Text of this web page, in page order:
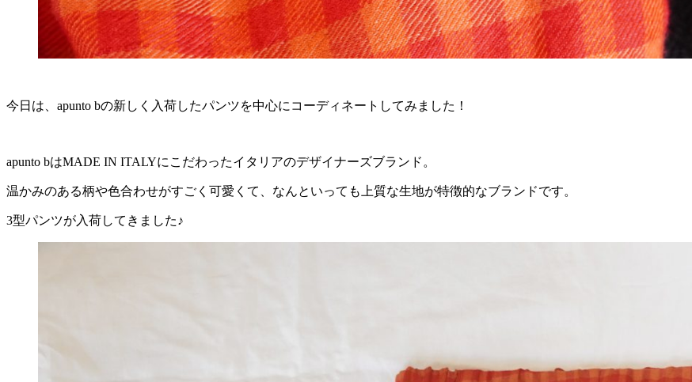
今日は、apunto bの新しく入荷したパンツを中心にコーディネートしてみました！
apunto bはMADE IN ITALYにこだわったイタリアのデザイナーズブランド。
温かみのある柄や色合わせがすごく可愛くて、なんといっても上質な生地が特徴的なブランドです。
3型パンツが入荷してきました♪